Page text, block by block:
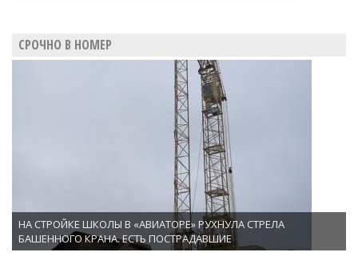
СРОЧНО В НОМЕР
НА СТРОЙКЕ ШКОЛЫ В «АВИАТОРЕ» РУХНУЛА СТРЕЛА
БАШЕННОГО КРАНА. ЕСТЬ ПОСТРАДАВШИЕ